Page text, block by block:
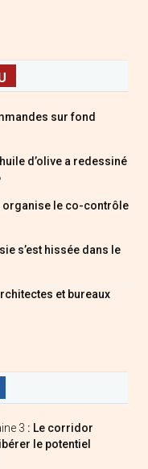
sur fond
d’olive a redessiné
organise le co-contrôle
s’est hissée dans le
et bureaux
3 : Le corridor
le potentiel